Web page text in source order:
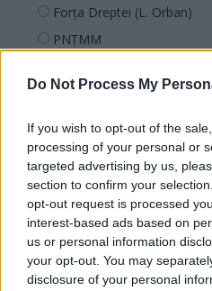
Do Not Process My
If you wish to opt-out of the
processing of your personal or
targeted advertising by us,
section to confirm your
opt-out request is processed
interest-based ads based on
us or personal information
your opt-out. You may
disclosure of your personal
Forța Dreptei (L. Orban)
PNȚMM
SENS
SOS (Șoșoacă)
POT (Gavrilă)
PACE (Peia)
Acțiunea Conservatoare
PDF (Lazarus)
PUSL (D. Voiculescu)
PNȚCD (Pavelescu)